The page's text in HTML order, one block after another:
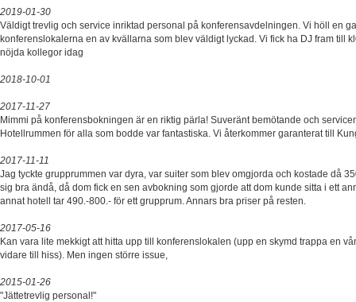
2019-01-30
Väldigt trevlig och service inriktad personal på konferensavdelningen. Vi höll en
konferenslokalerna en av kvällarna som blev väldigt lyckad. Vi fick ha DJ fram till
nöjda kollegor idag
2018-10-01
2017-11-27
Mimmi på konferensbokningen är en riktig pärla! Suveränt bemötande och
Hotellrummen för alla som bodde var fantastiska. Vi återkommer garanterat till
2017-11-11
Jag tyckte grupprummen var dyra, var suiter som blev omgjorda och kostade då
sig bra ändå, då dom fick en sen avbokning som gjorde att dom kunde sitta i ett
annat hotell tar 490.-800.- för ett grupprum. Annars bra priser på resten.
2017-05-16
Kan vara lite mekkigt att hitta upp till konferenslokalen (upp en skymd trappa en
vidare till hiss). Men ingen större issue,
2015-01-26
"Jättetrevlig personal!"